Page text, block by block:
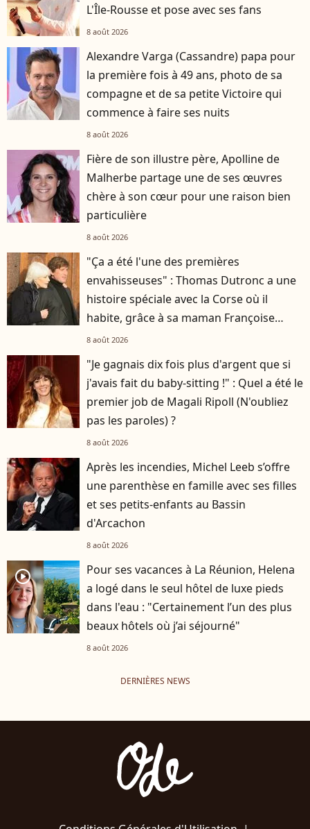
L'Île-Rousse et pose avec ses fans
8 août 2026
Alexandre Varga (Cassandre) papa pour
la première fois à 49 ans, photo de sa
compagne et de sa petite Victoire qui
commence à faire ses nuits
8 août 2026
Fière de son illustre père, Apolline de
Malherbe partage une de ses œuvres
chère à son cœur pour une raison bien
particulière
8 août 2026
"Ça a été l'une des premières
envahisseuses" : Thomas Dutronc a une
histoire spéciale avec la Corse où il
habite, grâce à sa maman Françoise
Hardy
8 août 2026
"Je gagnais dix fois plus d'argent que si
j'avais fait du baby-sitting !" : Quel a été le
premier job de Magali Ripoll (N'oubliez
pas les paroles) ?
8 août 2026
Après les incendies, Michel Leeb s’offre
une parenthèse en famille avec ses filles
et ses petits-enfants au Bassin
d'Arcachon
8 août 2026
player2
Pour ses vacances à La Réunion, Helena
a logé dans le seul hôtel de luxe pieds
dans l'eau : "Certainement l’un des plus
beaux hôtels où j’ai séjourné"
8 août 2026
DERNIÈRES NEWS